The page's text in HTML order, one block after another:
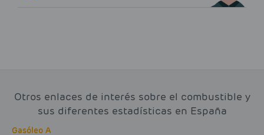
Otros enlaces de interés sobre el combustible y
sus diferentes estadísticas en España
Gasóleo A